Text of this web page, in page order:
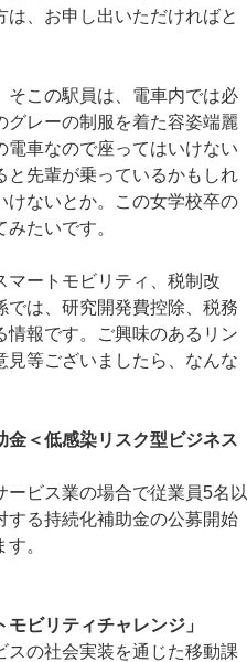
、お申し出いただければと
そこの駅員は、電車内では必
レーの制服を着た容姿端麗
車なので座ってはいけない
と先輩が乗っているかもしれ
けないとか。この女学校卒の
たいです。
マートモビリティ、税制改
は、研究開発費控除、税務
報です。ご興味のあるリン
等ございましたら、なんな
＜低感染リスク型ビジネス
ビス業の場合で従業員5名以
する持続化補助金の公募開始
。
ビリティチャレンジ」
の社会実装を通じた移動課